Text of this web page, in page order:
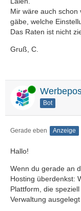
Mir wäre auch schon
gäbe, welche
Das Raten ist nicht
Gruß, C.
Online
Bot
Gerade eben Anzeige
Hallo!
Wenn du gerade an
Hosting überdenkst:
Plattform, die
Verwaltung ausgelegt